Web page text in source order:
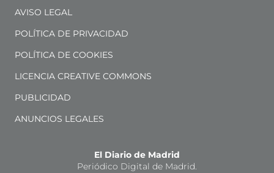
AVISO LEGAL
POLÍTICA DE PRIVACIDAD
POLÍTICA DE COOKIES
LICENCIA CREATIVE COMMONS
PUBLICIDAD
ANUNCIOS LEGALES
El Diario de Madrid
Periódico Digital de Madrid.